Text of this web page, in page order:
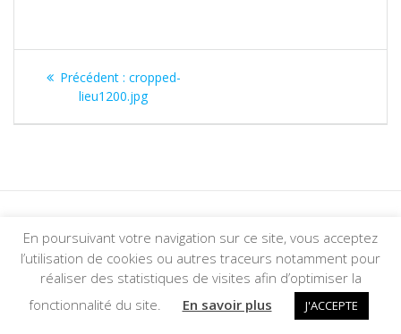
Précédent : cropped-
lieu1200.jpg
© 2026 Foyer Tolbiac. Construit avec WordPress et lethème
Mesmerize
En poursuivant votre navigation sur ce site, vous acceptez
l’utilisation de cookies ou autres traceurs notamment pour
réaliser des statistiques de visites afin d’optimiser la
fonctionnalité du site.
En savoir plus J'ACCEPTE